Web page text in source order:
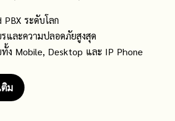
PBX ระดับโลก
และความปลอดภัยสูงสุด
ง Mobile, Desktop และ IP Phone
ติม